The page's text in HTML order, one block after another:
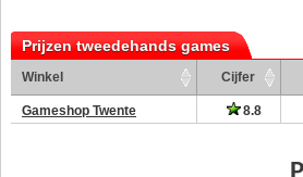
Prijzen tweedehands games
Winkel Cijfer
Gameshop Twente 8.8